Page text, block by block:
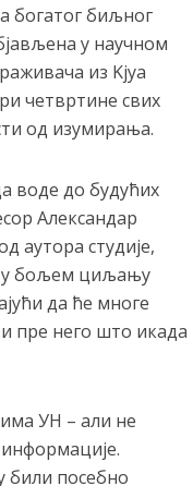
богатог биљног
у научном
из Kјуа
четвртине свих
од изумирања.
воде до будућих
Александар
аутора студије,
у бољем циљању
да ће многе
пре него што икада
УН – али не
били посебно